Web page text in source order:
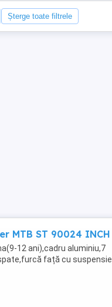
Șterge toate filtrele
MTB ST 90024 INCH
12 ani),cadru aluminiu,7
față cu suspensie